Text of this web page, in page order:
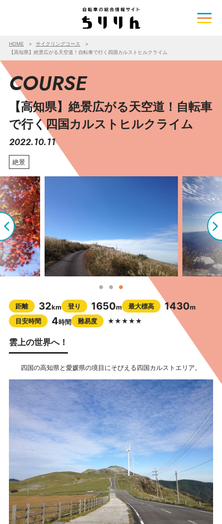
HOME
サイクリングコース
【高知県】絶景広がる天空道！自転車で行く四国カルストヒルクライム
COURSE
【高知県】絶景広がる天空道！自転車
で行く四国カルストヒルクライム
2022.10.11
絶景
距離 32km 登り 1650m 最大標高 1430m
目安時間
4時間 難易度 ★★★★★
雲上の世界へ！
四国の高知県と愛媛県の境目にそびえる四国カルストエリア。